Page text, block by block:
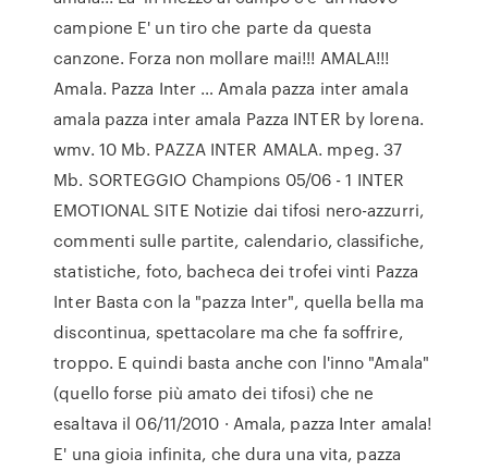
campione E' un tiro che parte da questa
canzone. Forza non mollare mai!!! AMALA!!!
Amala. Pazza Inter … Amala pazza inter amala
amala pazza inter amala Pazza INTER by lorena.
wmv. 10 Mb. PAZZA INTER AMALA. mpeg. 37
Mb. SORTEGGIO Champions 05/06 - 1 INTER
EMOTIONAL SITE Notizie dai tifosi nero-azzurri,
commenti sulle partite, calendario, classifiche,
statistiche, foto, bacheca dei trofei vinti Pazza
Inter Basta con la "pazza Inter", quella bella ma
discontinua, spettacolare ma che fa soffrire,
troppo. E quindi basta anche con l'inno "Amala"
(quello forse più amato dei tifosi) che ne
esaltava il 06/11/2010 · Amala, pazza Inter amala!
E' una gioia infinita, che dura una vita, pazza